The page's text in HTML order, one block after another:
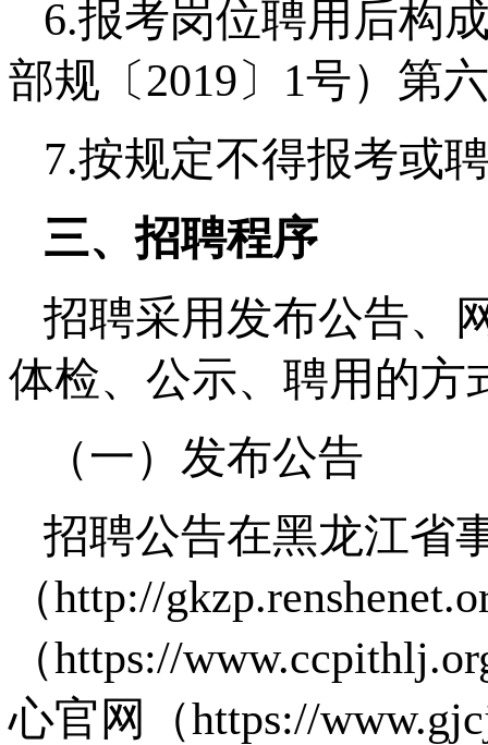
6.报考岗位聘用后构
部规〔2019〕1号）第
7.按规定不得报考或
三、招聘程序
招聘采用发布公告、
体检、公示、聘用的方
（一）发布公告
招聘公告在黑龙江省
（http://
（https://
心官网（https://